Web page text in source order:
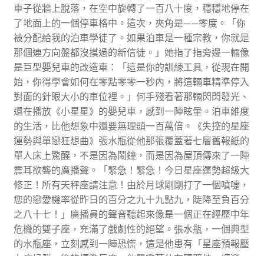
車子從牆上脫落，在空中旋轉了一百八十度，穩穩地停在
了地面上的一個停車格中。這次，夾角是——零度。「你
被分配給我的泊車學徒了。如果泊車是一種宗教，你就是
那個連方向盤都沒摸過的新信徒。」她指了指旁邊一輛像
是巨型嬰兒車的改造車：「這是你的訓練工具，從現在開
始，你得學會如何在零點零零一秒內，將這輛車精準停入
對面的針眼大小的車位裡。」何手殘看著那輛閃閃發光、
還在播放《小星星》的嬰兒車，感到一陣眩暈。泊車維度
的生活，比他想象中還要無理頭一百萬倍。《失控的星座
運勢與單戀狂想曲》張水瓶從他那張覆蓋著七層舊報紙的
單人床上驚醒，不是因為鬧鐘，而是因為屋頂傳來了一陣
震耳欲聾的廣播聲。「緊急！緊急！今日星座運勢超級大
修正！所有天秤座請注意！由於月球剛剛打了一個噴嚏，
您的戀愛機率從昨日的百分之九十九點九，陡降至負百分
之八十七！」廣播員的聲音聽起來像是一個正在經歷中年
危機的雙子座，充滿了戲劇性的絕望。張水瓶，一個典型
的水瓶座，立刻感到一陣恐慌，這是他患有「星座預報壓